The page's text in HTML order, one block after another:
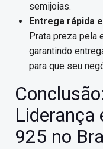
semijoias.
Entrega rápida
Prata preza pela
garantindo
para que seu
Liderança
925 no